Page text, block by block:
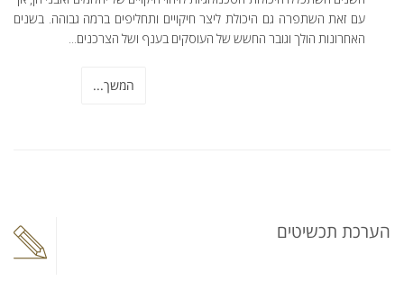
עם זאת השתפרה גם היכולת ליצר חיקויים ותחליפים ברמה גבוהה. בשנים
האחרונות הולך וגובר החשש של העוסקים בענף ושל הצרכנים...
המשך...
הערכת תכשיטים